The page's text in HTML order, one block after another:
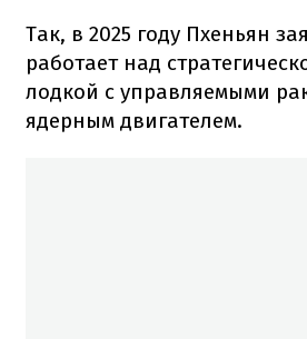
Так, в 2025 году Пхеньян
работает над
лодкой с управляемыми
ядерным двигателем.